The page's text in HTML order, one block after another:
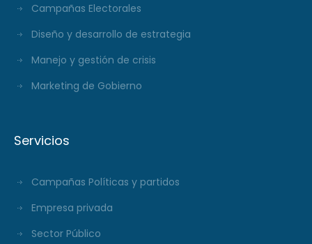
Campañas Electorales
Diseño y desarrollo de estrategia
Manejo y gestión de crisis
Marketing de Gobierno
Servicios
Campañas Políticas y partidos
Empresa privada
Sector Público